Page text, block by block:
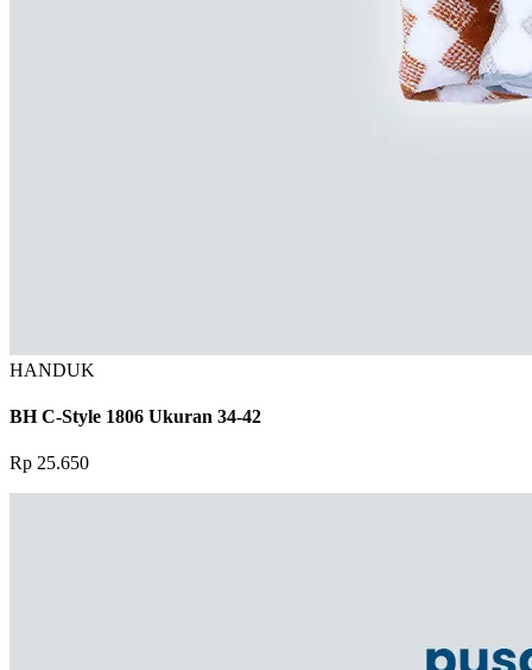
HANDUK
BH C-Style 1806 Ukuran 34-42
Rp 25.650